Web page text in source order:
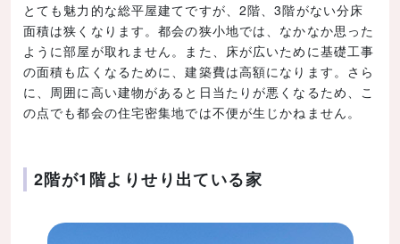
とても魅力的な総平屋建てですが、2階、3階がない分床
面積は狭くなります。都会の狭小地では、なかなか思った
ように部屋が取れません。また、床が広いために基礎工事
の面積も広くなるために、建築費は高額になります。さら
に、周囲に高い建物があると日当たりが悪くなるため、こ
の点でも都会の住宅密集地では不便が生じかねません。
2階が1階よりせり出ている家